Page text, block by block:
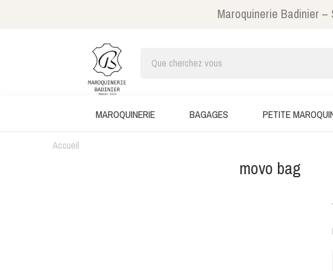
Maroquinerie Badinier
MAROQUINERIE BAGAGES PETITE
Accueil
movo bag